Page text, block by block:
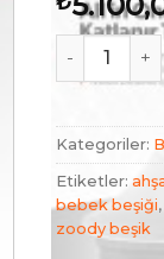
Bebek
Kategoriler:
Etiketler:
bebek beşiği,
zoody beşik